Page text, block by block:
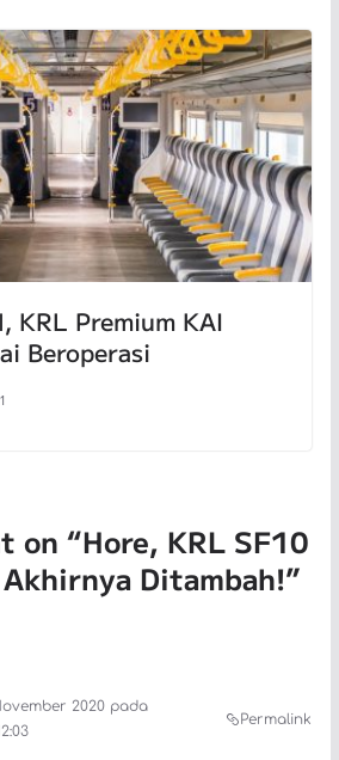
KRL Premium KAI
Beroperasi
on “Hore, KRL SF10
Ditambah!”
2020 pada
Permalink